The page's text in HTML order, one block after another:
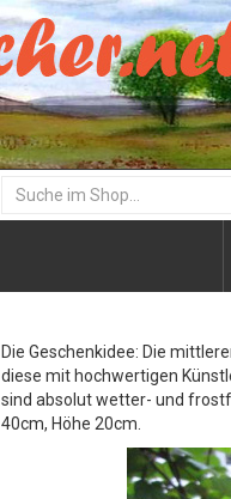
Die Geschenkidee: Die
diese mit hochwertigen
sind absolut wetter- und
40cm, Höhe 20cm.